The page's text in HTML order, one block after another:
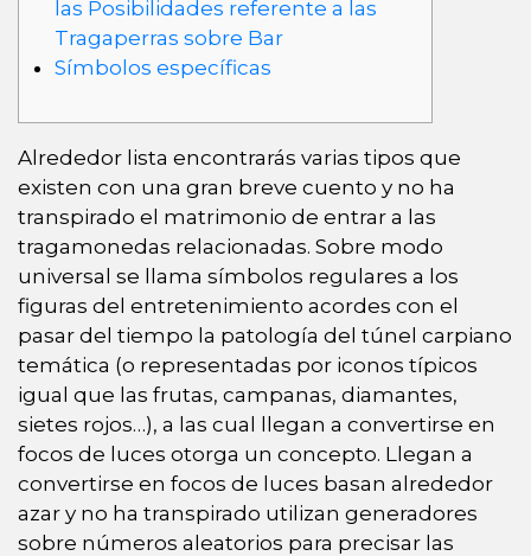
las Posibilidades referente a las
Tragaperras sobre Bar
Símbolos específicas
Alrededor lista encontrarás varias tipos que
existen con una gran breve cuento y no ha
transpirado el matrimonio de entrar a las
tragamonedas relacionadas. Sobre modo
universal se llama símbolos regulares a los
figuras del entretenimiento acordes con el
pasar del tiempo la patologí­a del túnel carpiano
temática (o representadas por iconos típicos
igual que las frutas, campanas, diamantes,
sietes rojos…), a las cual llegan a convertirse en
focos de luces otorga un concepto. Llegan a
convertirse en focos de luces basan alrededor
azar y no ha transpirado utilizan generadores
sobre números aleatorios para precisar las